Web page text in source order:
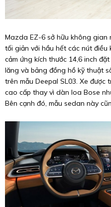
Mazda EZ-6 sở hữu không gian
tối giản với hầu hết các nút điều
cảm ứng kích thước 14,6 inch
lăng và bảng đồng hồ kỹ thuật
trên mẫu Deepal SL03. Xe
cao cấp thay vì dàn loa Bose
Bên cạnh đó, mẫu sedan này